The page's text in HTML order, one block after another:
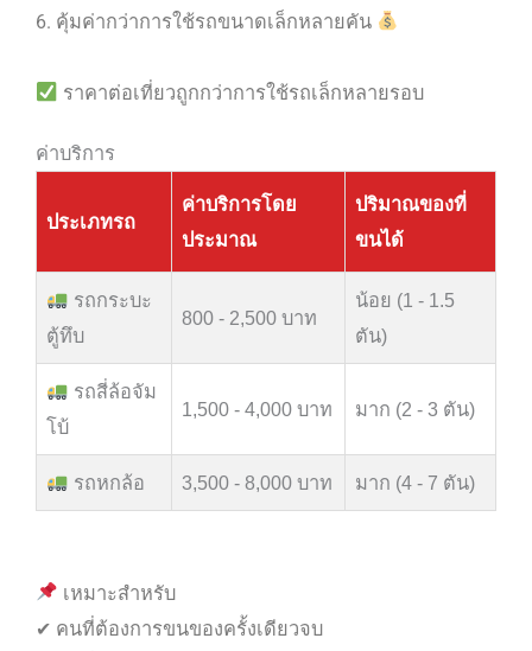
6. คุ้มค่ากว่าการใช้รถขนาดเล็กหลายคัน
ราคาต่อเที่ยวถูกกว่าการใช้รถเล็กหลายรอบ
ค่าบริการ
ประเภทรถ
ค่าบริการโดย
ประมาณ
ปริมาณของที่
ขนได้
รถกระบะ
ตู้ทึบ
800 - 2,500 บาท
น้อย (1 - 1.5
ตัน)
รถสี่ล้อจัม
โบ้
1,500 - 4,000 บาท มาก (2 - 3 ตัน)
รถหกล้อ 3,500 - 8,000 บาท มาก (4 - 7 ตัน)
เหมาะสำหรับ
✔ คนที่ต้องการขนของครั้งเดียวจบ